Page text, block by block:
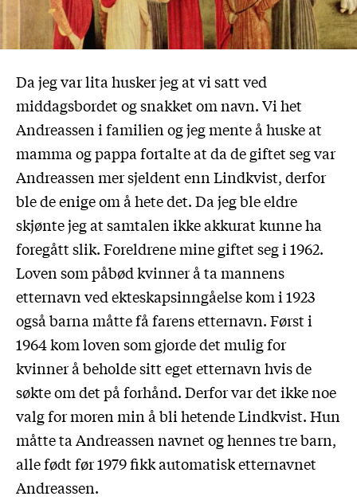
Da jeg var lita husker jeg at vi satt ved
middagsbordet og snakket om navn. Vi het
Andreassen i familien og jeg mente å huske at
mamma og pappa fortalte at da de giftet seg var
Andreassen mer sjeldent enn Lindkvist, derfor
ble de enige om å hete det. Da jeg ble eldre
skjønte jeg at samtalen ikke akkurat kunne ha
foregått slik. Foreldrene mine giftet seg i 1962.
Loven som påbød kvinner å ta mannens
etternavn ved ekteskapsinngåelse kom i 1923
også barna måtte få farens etternavn. Først i
1964 kom loven som gjorde det mulig for
kvinner å beholde sitt eget etternavn hvis de
søkte om det på forhånd. Derfor var det ikke noe
valg for moren min å bli hetende Lindkvist. Hun
måtte ta Andreassen navnet og hennes tre barn,
alle født før 1979 fikk automatisk etternavnet
Andreassen.